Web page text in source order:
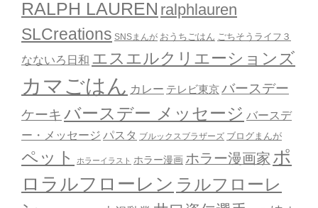
RALPH LAUREN ralphlauren
SLCreations SNSまんが おうちごはん ごちそうライフ３
なないろ日和 エスエルクリエーションズ
カマごはん カレー テレビ東京バースデー
ケーキ バースデー メッセージ バースデ
ー・メッセージ パスタ ブルックスブラザーズ ブログまんが
ペット ホラーイラスト ホラー漫画 ホラー漫画家 ポ
ロラルフローレン ラルフローレ